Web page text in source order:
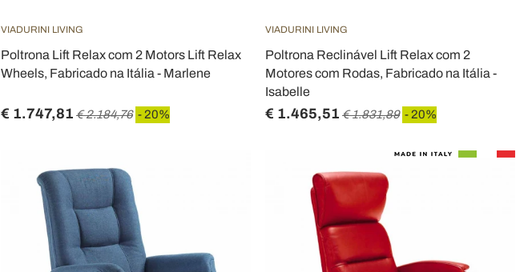
VIADURINI LIVING
Poltrona Lift Relax com 2 Motors Lift Relax
Wheels, Fabricado na Itália - Marlene
€ 1.747,81 € 2.184,76 - 20%
VIADURINI LIVING
Poltrona Reclinável Lift Relax com 2
Motores com Rodas, Fabricado na Itália -
Isabelle
€ 1.465,51 € 1.831,89 - 20%